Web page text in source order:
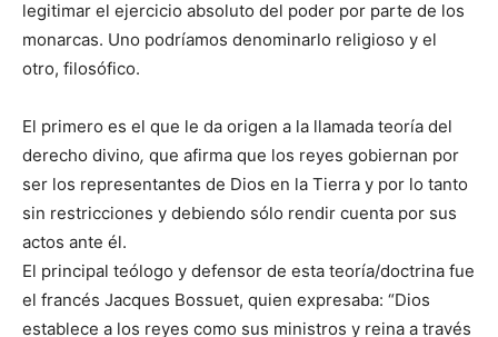
legitimar el ejercicio absoluto del poder por parte de los
monarcas. Uno podríamos denominarlo religioso y el
otro, filosófico.
El primero es el que le da origen a la llamada teoría del
derecho divino, que afirma que los reyes gobiernan por
ser los representantes de Dios en la Tierra y por lo tanto
sin restricciones y debiendo sólo rendir cuenta por sus
actos ante él.
El principal teólogo y defensor de esta teoría/doctrina fue
el francés Jacques Bossuet, quien expresaba: “Dios
establece a los reyes como sus ministros y reina a través